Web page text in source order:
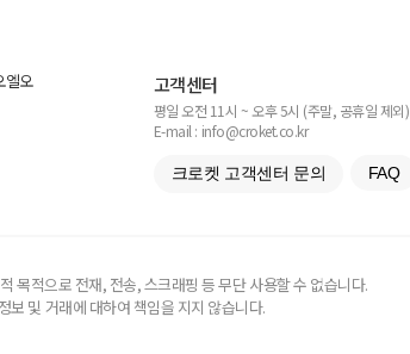
엘오
고객센터
평일 오전 11시 ~ 오후 5시 (주말, 공휴일 제외)
E-mail : info@croket.co.kr
크로켓 고객센터 문의 FAQ
목적으로 전재, 전송, 스크래핑 등 무단 사용할 수 없습니다.
및 거래에 대하여 책임을 지지 않습니다.